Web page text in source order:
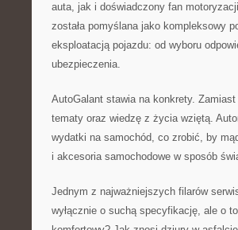
auta, jak i doświadczony fan
została pomyślana jako kompleksowy
eksploatacją pojazdu: od wyboru
ubezpieczenia.
AutoGalant stawia na konkrety.
tematy oraz wiedzę z życia wziętą.
wydatki na samochód, co zrobić, by
i akcesoria samochodowe w sposób
Jednym z najważniejszych filarów
wyłącznie o suchą specyfikację, ale o